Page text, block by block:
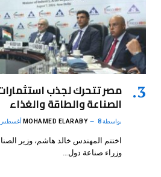
مصر تتحرك لجذب
الصناعة والطاقة والغذاء
بواسطة MOHAMED ELARABY 8 أغسطس، 2026
اختتم المهندس خالد هاشم، وزير
وزراء صناعة دول…